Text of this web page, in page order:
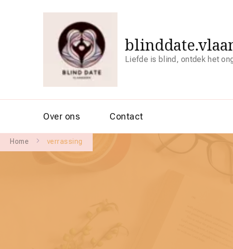
Liefde is blind, ontdek het
Over ons Contact
Home verrassing